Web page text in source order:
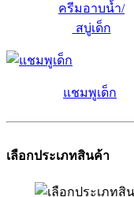
ครีมอาบน้ำ/
สบู่เด็ก
แชมพูเด็ก
เลือกประเภทสินค้า